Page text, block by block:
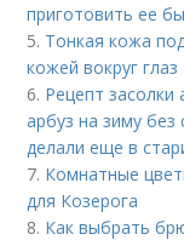
приготовить ее
5. Тонкая кожа
кожей вокруг глаз
6. Рецепт
арбуз на зиму
делали еще в
7. Комнатные
для Козерога
8. Как выбрать